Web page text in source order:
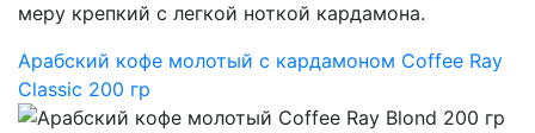
меру крепкий с легкой ноткой кардамона.
Арабский кофе молотый с кардамоном Coffee Ray
Classic 200 гр